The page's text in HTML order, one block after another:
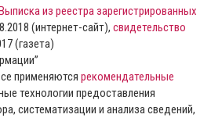
Выписка из реестра зарегистрированных
(интернет-сайт), свидетельство
(газета)
применяются рекомендательные
технологии предоставления
систематизации и анализа сведений,